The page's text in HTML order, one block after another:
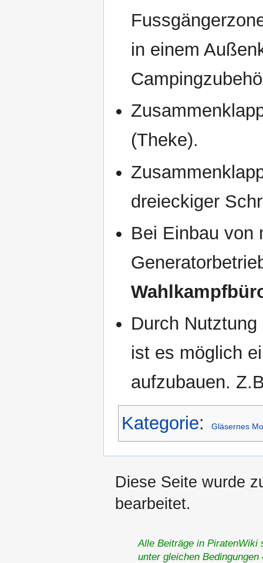
in einem
(Theke).
dreieckiger
Bei Einbau von
Durch
ist es möglich
aufzubauen.
Kategorie: Gläsernes
Diese Seite wurde
bearbeitet.
Alle Beiträge in PiratenWiki
unter gleichen